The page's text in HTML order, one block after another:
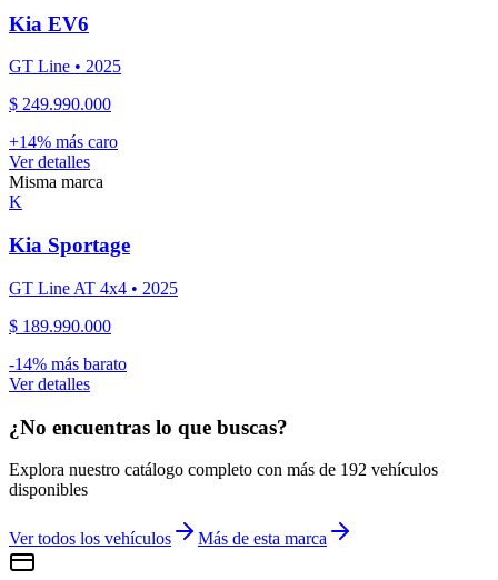
Kia EV6
GT Line • 2025
$ 249.990.000
+14% más caro
Ver detalles
Misma marca
K
Kia Sportage
GT Line AT 4x4 • 2025
$ 189.990.000
-14% más barato
Ver detalles
¿No encuentras lo que buscas?
Explora nuestro catálogo completo con más de 192 vehículos
disponibles
Ver todos los vehículos Más de esta marca